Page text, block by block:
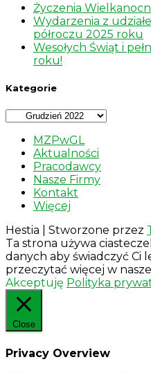
Życzenia
Wydarzenia z
półroczu 2025 roku
Wesołych Świąt i
roku!
Kategorie
Kategorie
MZPwGL
Aktualności
Pracodawcy
Nasze Firmy
Kontakt
Więcej
Hestia | Stworzone przez
Ta strona używa
danych aby świadczyć Ci
przeczytać więcej w
Akceptuję Polityka
Close
Privacy Overview